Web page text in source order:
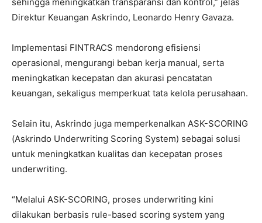
Direktur Keuangan Askrindo, Leonardo Henry Gavaza.
Implementasi FINTRACS mendorong efisiensi
operasional, mengurangi beban kerja manual, serta
meningkatkan kecepatan dan akurasi pencatatan
keuangan, sekaligus memperkuat tata kelola perusahaan.
Selain itu, Askrindo juga memperkenalkan ASK-SCORING
(Askrindo Underwriting Scoring System) sebagai solusi
untuk meningkatkan kualitas dan kecepatan proses
underwriting.
“Melalui ASK-SCORING, proses underwriting kini
dilakukan berbasis rule-based scoring system yang